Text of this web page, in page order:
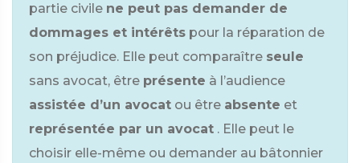
partie civile ne peut pas demander de
dommages et intérêts pour la réparation de
son préjudice. Elle peut comparaître seule
sans avocat, être présente à l’audience
assistée d’un avocat ou être absente et
représentée par un avocat . Elle peut le
choisir elle-même ou demander au bâtonnier